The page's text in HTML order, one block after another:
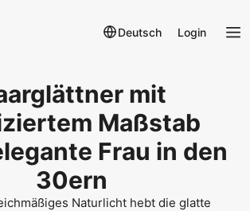
Deutsch Login
mit
Maßstab
Frau in den
30ern
Naturlicht hebt die glatte